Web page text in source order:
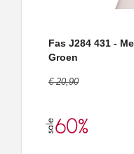
Fas J284 431 -
Groen
€ 20,90